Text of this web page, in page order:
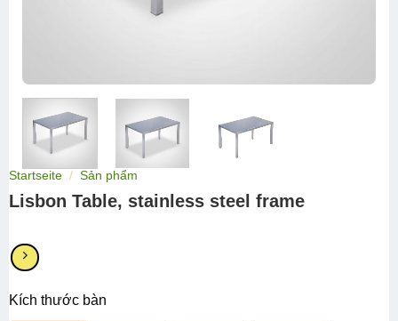
Startseite / Sản phẩm
Lisbon Table, stainless steel frame
Kích thước bàn